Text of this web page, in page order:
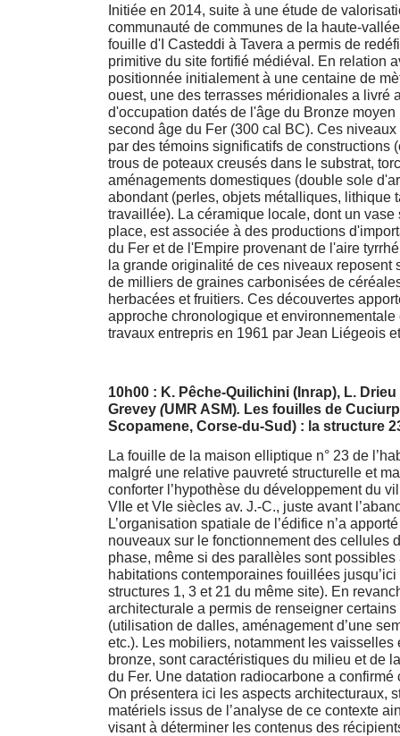
Initiée en 2014, suite à une étude de
communauté de communes de la haute-
fouille d'I Casteddi à Tavera a permis de
primitive du site fortifié médiéval. En relation
positionnée initialement à une centaine de
ouest, une des terrasses méridionales a livré
d'occupation datés de l'âge du Bronze
second âge du Fer (300 cal BC). Ces
par des témoins significatifs de constructions
trous de poteaux creusés dans le substrat,
aménagements domestiques (double sole
abondant (perles, objets métalliques, lithique
travaillée). La céramique locale, dont un vase
place, est associée à des productions
du Fer et de l'Empire provenant de l'aire
la grande originalité de ces niveaux reposent
de milliers de graines carbonisées de
herbacées et fruitiers. Ces découvertes
approche chronologique et environnementale
travaux entrepris en 1961 par Jean Liégeois
10h00 : K. Pêche-Quilichini (Inrap), L. Drieu
Grevey (UMR ASM). Les fouilles de
Scopamene, Corse-du-Sud) : la structure
La fouille de la maison elliptique n° 23 de
malgré une relative pauvreté structurelle et
conforter l’hypothèse du développement du
VIIe et VIe siècles av. J.-C., juste avant
L’organisation spatiale de l’édifice n’a
nouveaux sur le fonctionnement des cellules
phase, même si des parallèles sont possibles
habitations contemporaines fouillées
structures 1, 3 et 21 du même site). En
architecturale a permis de renseigner
(utilisation de dalles, aménagement d’une
etc.). Les mobiliers, notamment les vaisselles
bronze, sont caractéristiques du milieu et de
du Fer. Une datation radiocarbone a confirmé
On présentera ici les aspects architecturaux,
matériels issus de l’analyse de ce contexte
visant à déterminer les contenus des